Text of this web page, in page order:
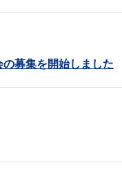
募集を開始しました